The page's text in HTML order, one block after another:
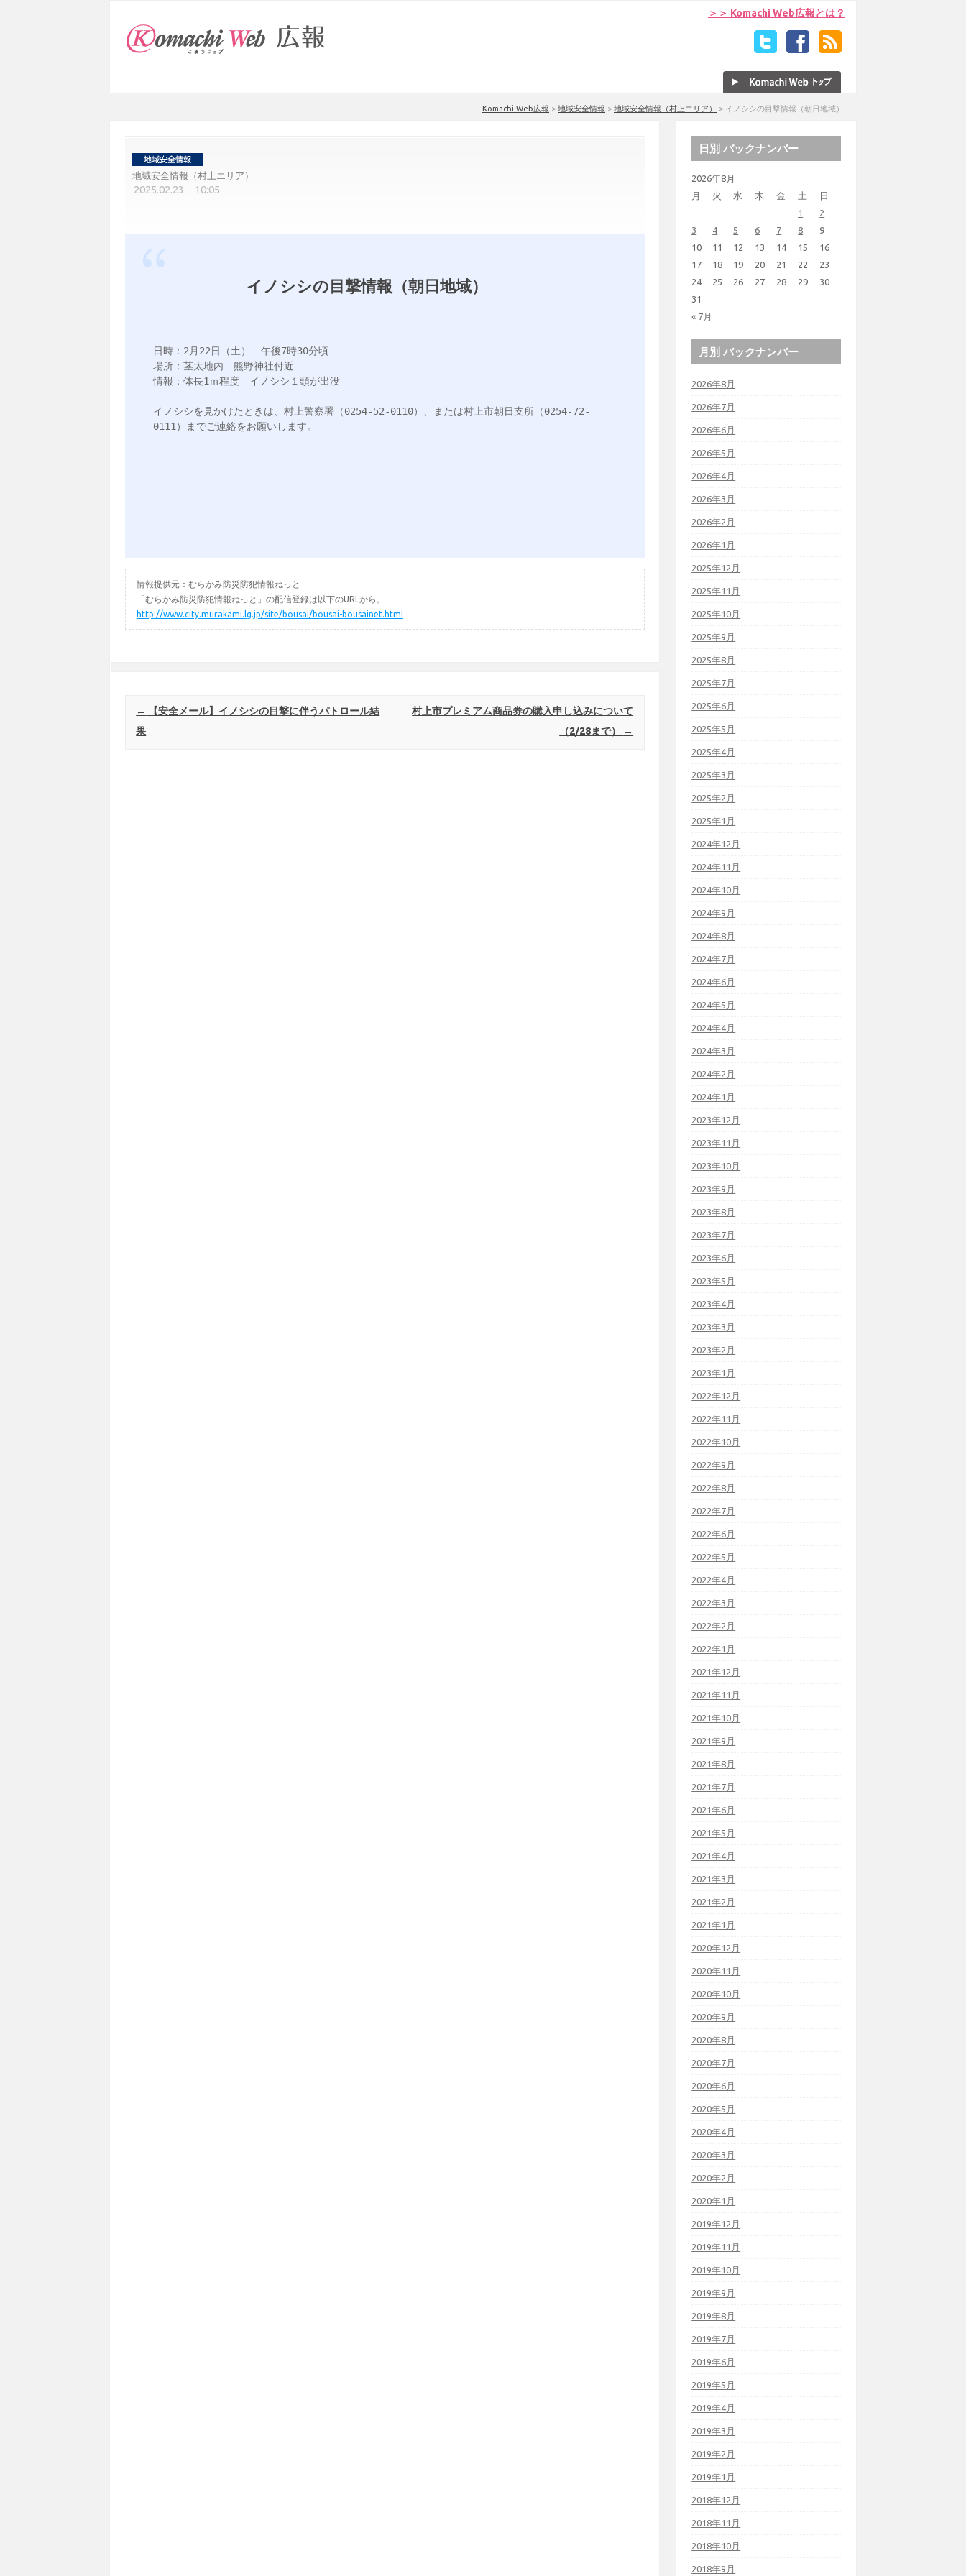
＞＞ Komachi Web広報とは？
Komachi Web広報 > 地域安全情報 > 地域安全情報（村上エリア） > イノシシの目撃情報（朝日地域）
地域安全情報（村上エリア）
2025.02.23 10:05
イノシシの目撃情報（朝日地域）
日時：2月22日（土）　午後7時30分頃
場所：茎太地内　熊野神社付近
情報：体長1ｍ程度　イノシシ１頭が出没
イノシシを見かけたときは、村上警察署（0254-52-0110）、または村上市朝日支所（0254-72-
0111）までご連絡をお願いします。
情報提供元：むらかみ防災防犯情報ねっと
「むらかみ防災防犯情報ねっと」の配信登録は以下のURLから。
http://www.city.murakami.lg.jp/site/bousai/bousai-bousainet.html
Post navigation
←
【安全メール】イノシシの目撃に伴うパトロール結
果
村上市プレミアム商品券の購入申し込みについて
（2/28まで）
→
日別 バックナンバー
2026年8月
月
火 水 木 金 土 日
« 7月
1
2
3
4 5 6 7 8
9
10
11 12 13 14 15
16
17
18 19 20 21 22
23
24
25 26 27 28 29
30
31
月別 バックナンバー
2026年8月
2026年7月
2026年6月
2026年5月
2026年4月
2026年3月
2026年2月
2026年1月
2025年12月
2025年11月
2025年10月
2025年9月
2025年8月
2025年7月
2025年6月
2025年5月
2025年4月
2025年3月
2025年2月
2025年1月
2024年12月
2024年11月
2024年10月
2024年9月
2024年8月
2024年7月
2024年6月
2024年5月
2024年4月
2024年3月
2024年2月
2024年1月
2023年12月
2023年11月
2023年10月
2023年9月
2023年8月
2023年7月
2023年6月
2023年5月
2023年4月
2023年3月
2023年2月
2023年1月
2022年12月
2022年11月
2022年10月
2022年9月
2022年8月
2022年7月
2022年6月
2022年5月
2022年4月
2022年3月
2022年2月
2022年1月
2021年12月
2021年11月
2021年10月
2021年9月
2021年8月
2021年7月
2021年6月
2021年5月
2021年4月
2021年3月
2021年2月
2021年1月
2020年12月
2020年11月
2020年10月
2020年9月
2020年8月
2020年7月
2020年6月
2020年5月
2020年4月
2020年3月
2020年2月
2020年1月
2019年12月
2019年11月
2019年10月
2019年9月
2019年8月
2019年7月
2019年6月
2019年5月
2019年4月
2019年3月
2019年2月
2019年1月
2018年12月
2018年11月
2018年10月
2018年9月